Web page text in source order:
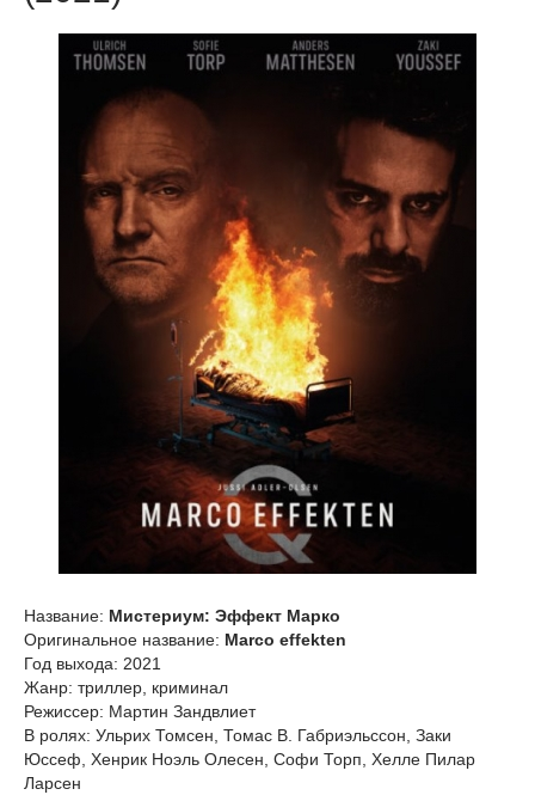
Название: Мистериум: Эффект Марко
Оригинальное название: Marco effekten
Год выхода: 2021
Жанр: триллер, криминал
Режиссер: Мартин Зандвлиет
В ролях: Ульрих Томсен, Томас В. Габриэльссон, Заки
Юссеф, Хенрик Ноэль Олесен, Софи Торп, Хелле Пилар
Ларсен